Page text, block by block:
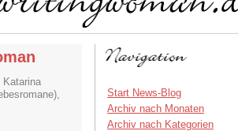
Katarina
Start News-Blog
Archiv nach Monaten
Archiv nach Kategorien